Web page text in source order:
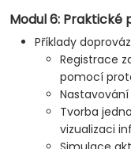
Modul 6:
Příklady
Registrace
pomocí
Tvorba
vizualizaci